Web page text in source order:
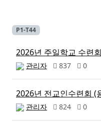
P1-T44
2026년 주일학교 수련회
관리자 837 0
2026년 전교인수련회 (
관리자 824 0